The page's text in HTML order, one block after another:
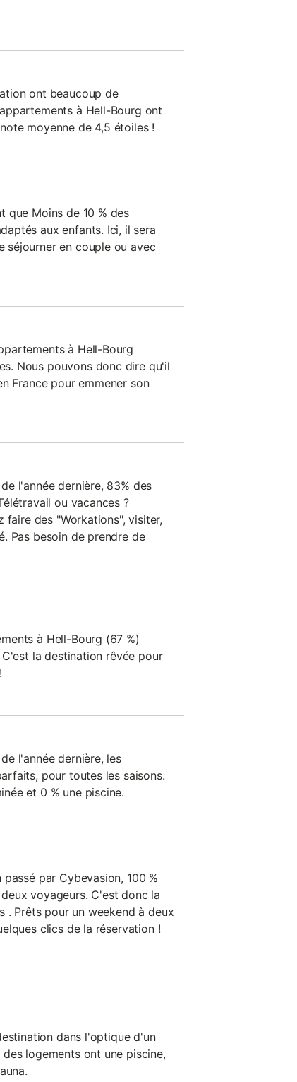
ont beaucoup de
à Hell-Bourg ont
moyenne de 4,5 étoiles !
que Moins de 10 % des
aux enfants. Ici, il sera
séjourner en couple ou avec
à Hell-Bourg
Nous pouvons donc dire qu'il
France pour emmener son
l'année dernière, 83% des
ou vacances ?
faire des "Workations", visiter,
Pas besoin de prendre de
à Hell-Bourg (67 %)
la destination rêvée pour
l'année dernière, les
pour toutes les saisons.
et 0 % une piscine.
par Cybevasion, 100 %
voyageurs. C'est donc la
. Prêts pour un weekend à deux
clics de la réservation !
dans l'optique d'un
logements ont une piscine,